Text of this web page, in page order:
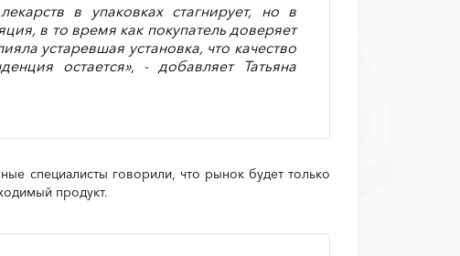
в упаковках стагнирует, но в
в то время как покупатель доверяет
устаревшая установка, что качество
остается», - добавляет Татьяна
специалисты говорили, что рынок будет только
продукт.